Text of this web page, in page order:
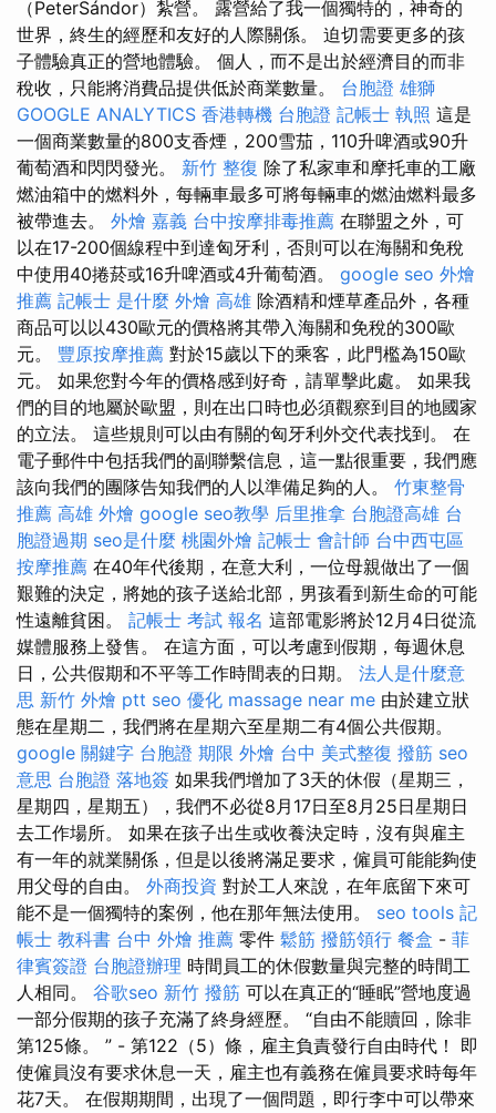
（PeterSándor）紮營。 露營給了我一個獨特的，神奇的
世界，終生的經歷和友好的人際關係。 迫切需要更多的孩
子體驗真正的營地體驗。 個人，而不是出於經濟目的而非
稅收，只能將消費品提供低於商業數量。 台胞證 雄獅
GOOGLE ANALYTICS 香港轉機 台胞證 記帳士 執照 這是
一個商業數量的800支香煙，200雪茄，110升啤酒或90升
葡萄酒和閃閃發光。 新竹 整復 除了私家車和摩托車的工廠
燃油箱中的燃料外，每輛車最多可將每輛車的燃油燃料最多
被帶進去。 外燴 嘉義 台中按摩排毒推薦 在聯盟之外，可
以在17-200個線程中到達匈牙利，否則可以在海關和免稅
中使用40捲菸或16升啤酒或4升葡萄酒。 google seo 外燴
推薦 記帳士 是什麼 外燴 高雄 除酒精和煙草產品外，各種
商品可以以430歐元的價格將其帶入海關和免稅的300歐
元。 豐原按摩推薦 對於15歲以下的乘客，此門檻為150歐
元。 如果您對今年的價格感到好奇，請單擊此處。 如果我
們的目的地屬於歐盟，則在出口時也必須觀察到目的地國家
的立法。 這些規則可以由有關的匈牙利外交代表找到。 在
電子郵件中包括我們的副聯繫信息，這一點很重要，我們應
該向我們的團隊告知我們的人以準備足夠的人。 竹東整骨
推薦 高雄 外燴 google seo教學 后里推拿 台胞證高雄 台
胞證過期 seo是什麼 桃園外燴 記帳士 會計師 台中西屯區
按摩推薦 在40年代後期，在意大利，一位母親做出了一個
艱難的決定，將她的孩子送給北部，男孩看到新生命的可能
性遠離貧困。 記帳士 考試 報名 這部電影將於12月4日從流
媒體服務上發售。 在這方面，可以考慮到假期，每週休息
日，公共假期和不平等工作時間表的日期。 法人是什麼意
思 新竹 外燴 ptt seo 優化 massage near me 由於建立狀
態在星期二，我們將在星期六至星期二有4個公共假期。
google 關鍵字 台胞證 期限 外燴 台中 美式整復 撥筋 seo
意思 台胞證 落地簽 如果我們增加了3天的休假（星期三，
星期四，星期五），我們不必從8月17日至8月25日星期日
去工作場所。 如果在孩子出生或收養決定時，沒有與雇主
有一年的就業關係，但是以後將滿足要求，僱員可能能夠使
用父母的自由。 外商投資 對於工人來說，在年底留下來可
能不是一個獨特的案例，他在那年無法使用。 seo tools 記
帳士 教科書 台中 外燴 推薦 零件 鬆筋 撥筋領行 餐盒 - 菲
律賓簽證 台胞證辦理 時間員工的休假數量與完整的時間工
人相同。 谷歌seo 新竹 撥筋 可以在真正的“睡眠”營地度過
一部分假期的孩子充滿了終身經歷。 “自由不能贖回，除非
第125條。 ” - 第122（5）條，雇主負責發行自由時代！ 即
使僱員沒有要求休息一天，雇主也有義務在僱員要求時每年
花7天。 在假期期間，出現了一個問題，即行李中可以帶來